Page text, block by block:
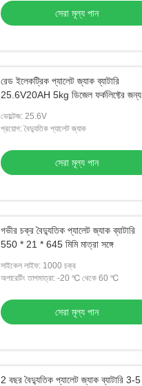
সেরা মূল্য পান
রেড ইলেকট্রিক প্যালেট জ্যাক ব্যাটারি
25.6V20AH 5kg ডিজেল ফর্কলিফ্টের জন্য
ভোল্টেজ: 25.6V
প্রয়োগ: বৈদ্যুতিক প্যালেট জ্যাক
সেরা মূল্য পান
গভীর চক্র বৈদ্যুতিক প্যালেট জ্যাক ব্যাটারি
550 * 21 * 645 মিমি মাত্রা সঙ্গে
সাইকেল লাইফ: 1000 চক্র
অপারেটিং তাপমাত্রা: -20 ℃ থেকে 60 ℃
সেরা মূল্য পান
2 বছর বৈদ্যুতিক প্যালেট জ্যাক ব্যাটারি 3-5